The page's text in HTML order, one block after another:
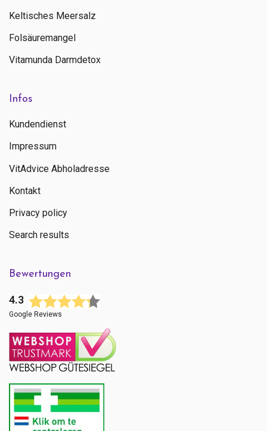
Keltisches Meersalz
Folsäuremangel
Vitamunda Darmdetox
Infos
Kundendienst
Impressum
VitAdvice Abholadresse
Kontakt
Privacy policy
Search results
Bewertungen
4.3
Google Reviews